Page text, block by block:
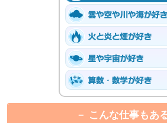
こんな仕事もあ